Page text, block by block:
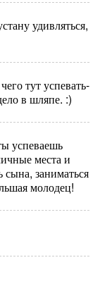
удивляться,
тут успевать-
в шляпе. :)
успеваешь
места и
сына, заниматься
молодец!